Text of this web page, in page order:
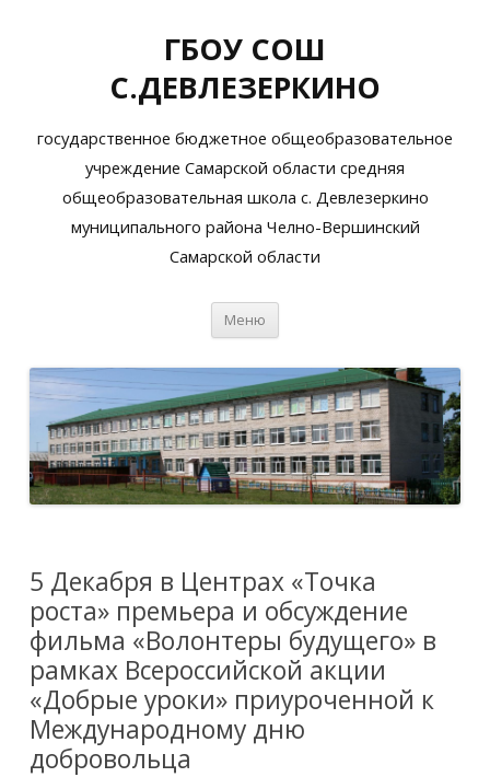
ГБОУ СОШ
С.ДЕВЛЕЗЕРКИНО
государственное бюджетное общеобразовательное
учреждение Самарской области средняя
общеобразовательная школа с. Девлезеркино
муниципального района Челно-Вершинский
Самарской области
Меню
5 Декабря в Центрах «Точка
роста» премьера и обсуждение
фильма «Волонтеры будущего» в
рамках Всероссийской акции
«Добрые уроки» приуроченной к
Международному дню
добровольца